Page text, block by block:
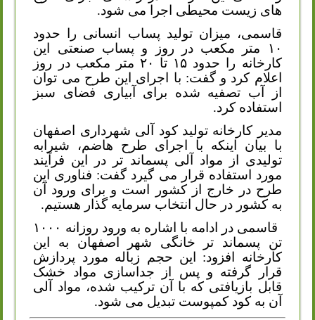
های زیست محیطی اجرا می شود.
قاسمی، میزان تولید پساب انسانی را حدود
۱۰ متر مکعب در روز و پساب صنعتی این
کارخانه را حدود ۱۵ تا ۲۰ متر مکعب در روز
اعلام کرد و گفت: با اجرای این طرح می توان
از آب تصفیه شده برای آبیاری فضای سبز
استفاده کرد.
مدیر کارخانه تولید کود آلی شهرداری اصفهان
با بیان اینکه با اجرای طرح هاضم، شیرابه
تولیدی از مواد آلی پسماند تر در این فرآیند
مورد استفاده قرار می گیرد گفت: فناوری این
طرح در خارج از کشور است و برای ورود آن
به کشور در حال انتخاب سرمایه گذار هستیم.
قاسمی در ادامه با اشاره به ورود روزانه ۱۰۰۰
تن پسماند تر خانگی شهر اصفهان به این
کارخانه افزود: این حجم زباله مورد پردازش
قرار گرفته و پس از جداسازی مواد خشک
قابل بازیافتی که با آن ترکیب شده، مواد آلی
آن به کود کمپوست تبدیل می شود.